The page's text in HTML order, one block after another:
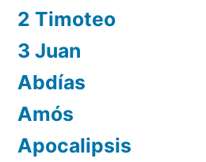
2 Timoteo
3 Juan
Abdías
Amós
Apocalipsis